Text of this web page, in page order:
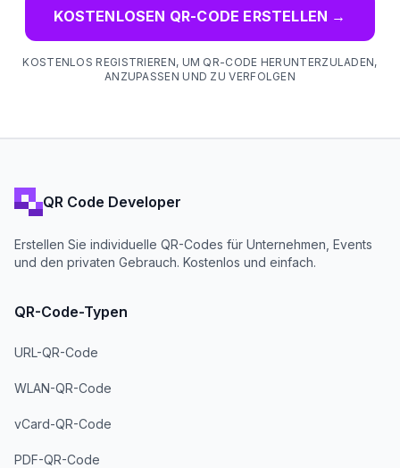
KOSTENLOSEN QR-CODE ERSTELLEN →
KOSTENLOS REGISTRIEREN, UM QR-CODE HERUNTERZULADEN,
ANZUPASSEN UND ZU VERFOLGEN
QR Code Developer
Erstellen Sie individuelle QR-Codes für Unternehmen, Events
und den privaten Gebrauch. Kostenlos und einfach.
QR-Code-Typen
URL-QR-Code
WLAN-QR-Code
vCard-QR-Code
PDF-QR-Code